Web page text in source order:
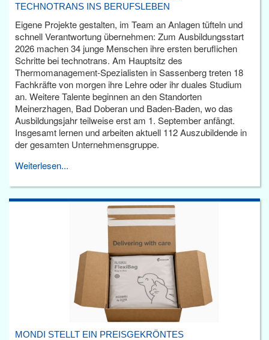
TECHNOTRANS INS BERUFSLEBEN
Eigene Projekte gestalten, im Team an Anlagen tüfteln und
schnell Verantwortung übernehmen: Zum Ausbildungsstart
2026 machen 34 junge Menschen ihre ersten beruflichen
Schritte bei technotrans. Am Hauptsitz des
Thermomanagement-Spezialisten in Sassenberg treten 18
Fachkräfte von morgen ihre Lehre oder ihr duales Studium
an. Weitere Talente beginnen an den Standorten
Meinerzhagen, Bad Doberan und Baden-Baden, wo das
Ausbildungsjahr teilweise erst am 1. September anfängt.
Insgesamt lernen und arbeiten aktuell 112 Auszubildende in
der gesamten Unternehmensgruppe.
Weiterlesen...
MONDI STELLT EIN PREISGEKRÖNTES